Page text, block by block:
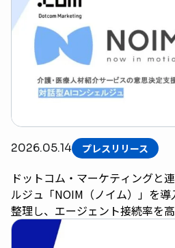
2026.05.14 プレスリリース
ドットコム・マーケティングと
ルジュ「NOIM（ノイム）」を
整理し、エージェント接続率を